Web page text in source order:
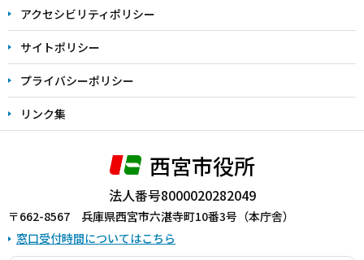
アクセシビリティポリシー
サイトポリシー
プライバシーポリシー
リンク集
西宮市役所
法人番号8000020282049
〒662-8567 兵庫県西宮市六湛寺町10番3号（本庁舎）
窓口受付時間についてはこちら